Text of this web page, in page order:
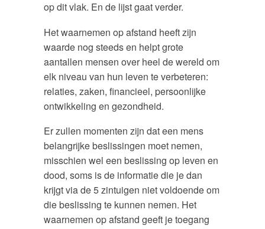
op dit vlak. En de lijst gaat verder.
Het waarnemen op afstand heeft zijn
waarde nog steeds en helpt grote
aantallen mensen over heel de wereld om
elk niveau van hun leven te verbeteren:
relaties, zaken, financieel, persoonlijke
ontwikkeling en gezondheid.
Er zullen momenten zijn dat een mens
belangrijke beslissingen moet nemen,
misschien wel een beslissing op leven en
dood, soms is de informatie die je dan
krijgt via de 5 zintuigen niet voldoende om
die beslissing te kunnen nemen. Het
waarnemen op afstand geeft je toegang